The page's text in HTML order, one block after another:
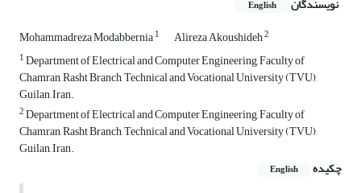
نویسندگان English
Mohammadreza Modabbernia1 Alireza Akoushideh2
1Department of Electrical and Computer Engineering, Faculty of
Chamran, Rasht Branch, Technical and Vocational University (TVU),
Guilan, Iran.
2Department of Electrical and Computer Engineering, Faculty of
Chamran, Rasht Branch, Technical and Vocational University (TVU),
Guilan, Iran.
چکیده
English